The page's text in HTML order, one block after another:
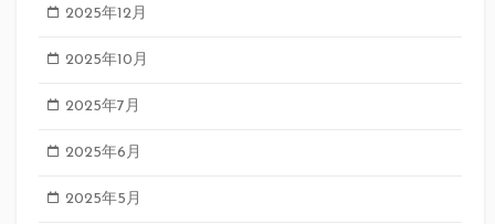
2025年12月
2025年10月
2025年7月
2025年6月
2025年5月